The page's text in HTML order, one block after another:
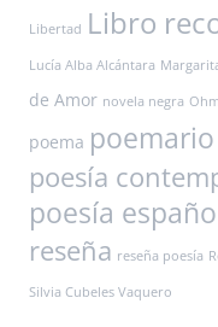
Libertad Libro
Lucía Alba Alcántara
de Amor novela negra
poema poemario
poesía
poesía
reseña reseña poesía
Silvia Cubeles Vaquero